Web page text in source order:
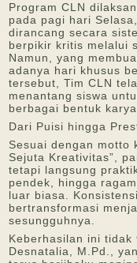
Program CLN
pada pagi hari
dirancang secara
berpikir kritis melalui
Namun, yang
adanya hari khusus
tersebut, Tim CLN
menantang siswa
berbagai bentuk karya.
Dari Puisi hingga
Sesuai dengan motto
Sejuta Kreativitas”,
tetapi langsung
pendek, hingga
luar biasa.
bertransformasi
sesungguhnya.
Keberhasilan ini
Desnatalia, M.Pd.,